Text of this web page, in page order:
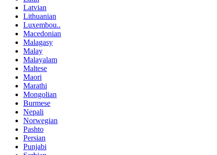
Latvian
Lithuanian
Luxembou..
Macedonian
Malagasy
Malay
Malayalam
Maltese
Maori
Marathi
Mongolian
Burmese
Nepali
Norwegian
Pashto
Persian
Punjabi